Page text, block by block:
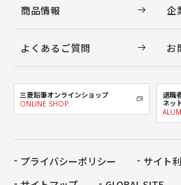
商品情報 企
よくあるご質問 お
三菱鉛筆オンラインショップ
ONLINE SHOP
退職
ネッ
プライバシーポリシー
サイト